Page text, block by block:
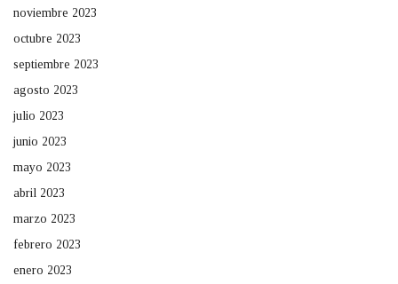
noviembre 2023
octubre 2023
septiembre 2023
agosto 2023
julio 2023
junio 2023
mayo 2023
abril 2023
marzo 2023
febrero 2023
enero 2023